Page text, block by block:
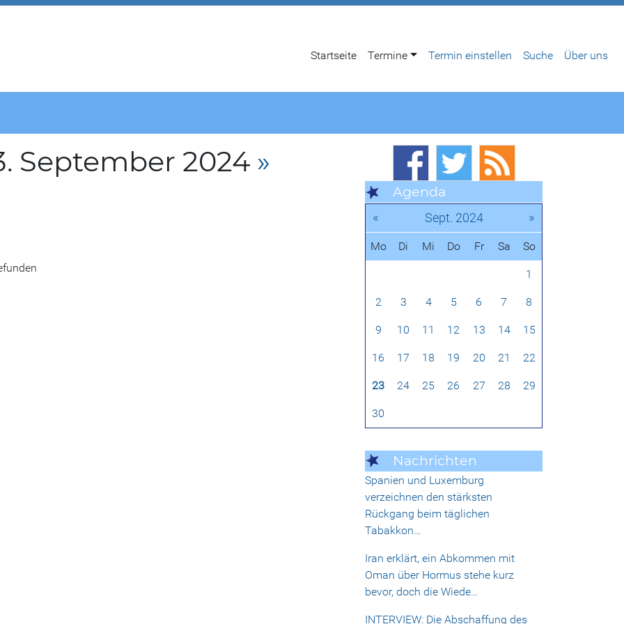
Startseite Termine Termin einstellen Suche Über uns
September 2024 »
Agenda
« Sept. 2024 »
Mo Di Mi Do Fr Sa So
1
2 3 4 5 6 7 8
9 10 11 12 13 14 15
16 17 18 19 20 21 22
23 24 25 26 27 28 29
30
Nachrichten
Spanien und Luxemburg
verzeichnen den stärksten
Rückgang beim täglichen
Tabakkon…
Iran erklärt, ein Abkommen mit
Oman über Hormus stehe kurz
bevor, doch die Wiede…
INTERVIEW: Die Abschaffung des